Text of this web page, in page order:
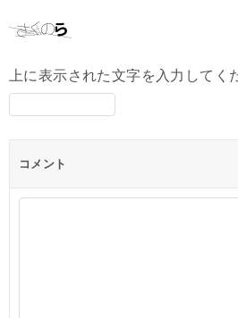
上に表示された文字を入力してく
コメント